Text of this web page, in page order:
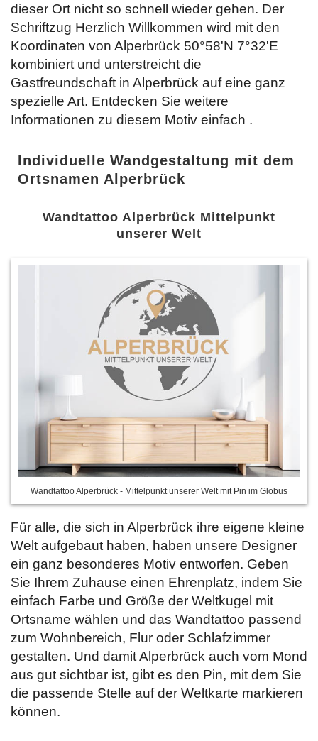
dieser Ort nicht so schnell wieder gehen. Der
Schriftzug Herzlich Willkommen wird mit den
Koordinaten von Alperbrück 50°58'N 7°32'E
kombiniert und unterstreicht die
Gastfreundschaft in Alperbrück auf eine ganz
spezielle Art. Entdecken Sie weitere
Informationen zu diesem Motiv einfach .
Individuelle Wandgestaltung mit dem
Ortsnamen Alperbrück
Wandtattoo Alperbrück Mittelpunkt
unserer Welt
Wandtattoo Alperbrück - Mittelpunkt unserer Welt mit Pin im Globus
Für alle, die sich in Alperbrück ihre eigene kleine
Welt aufgebaut haben, haben unsere Designer
ein ganz besonderes Motiv entworfen. Geben
Sie Ihrem Zuhause einen Ehrenplatz, indem Sie
einfach Farbe und Größe der Weltkugel mit
Ortsname wählen und das Wandtattoo passend
zum Wohnbereich, Flur oder Schlafzimmer
gestalten. Und damit Alperbrück auch vom Mond
aus gut sichtbar ist, gibt es den Pin, mit dem Sie
die passende Stelle auf der Weltkarte markieren
können.